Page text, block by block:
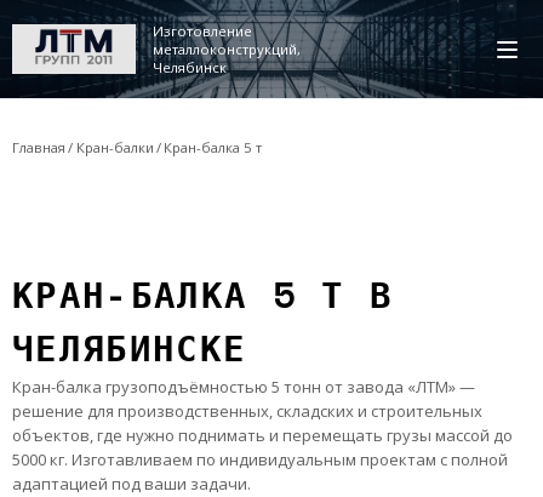
Изготовление
металлоконструкций,
Челябинск
Главная Кран-балки Кран-балка 5 т
КРАН-БАЛКА 5 Т В
ЧЕЛЯБИНСКЕ
Кран-балка грузоподъёмностью 5 тонн от завода «ЛТМ» —
решение для производственных, складских и строительных
объектов, где нужно поднимать и перемещать грузы массой до
5000 кг. Изготавливаем по индивидуальным проектам с полной
адаптацией под ваши задачи.